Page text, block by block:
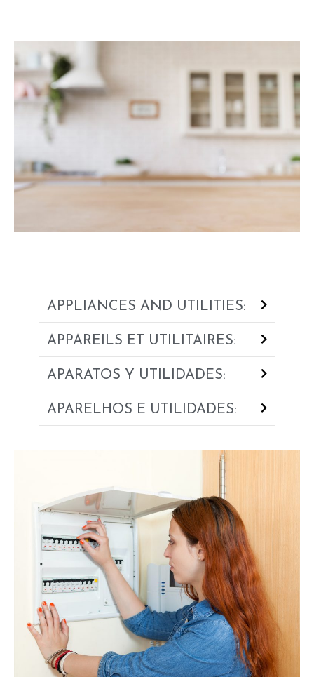
APPLIANCES AND UTILITIES:
APPAREILS ET UTILITAIRES:
APARATOS Y UTILIDADES:
APARELHOS E UTILIDADES: